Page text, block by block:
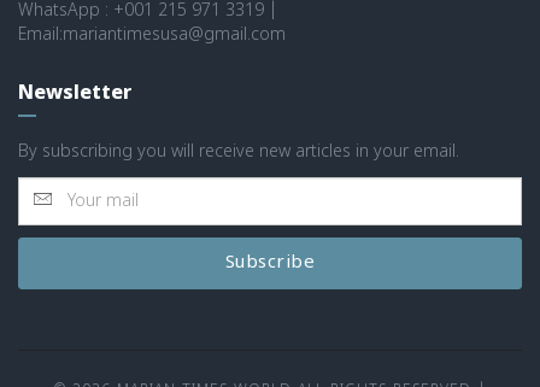
WhatsApp : +001 215 971 3319 |
Email:mariantimesusa@gmail.com
Newsletter
By subscribing you will receive new articles in your email.
Subscribe